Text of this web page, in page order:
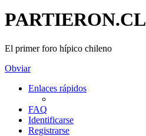
PARTIERON.CL
El primer foro hípico chileno
Obviar
Enlaces rápidos
FAQ
Identificarse
Registrarse